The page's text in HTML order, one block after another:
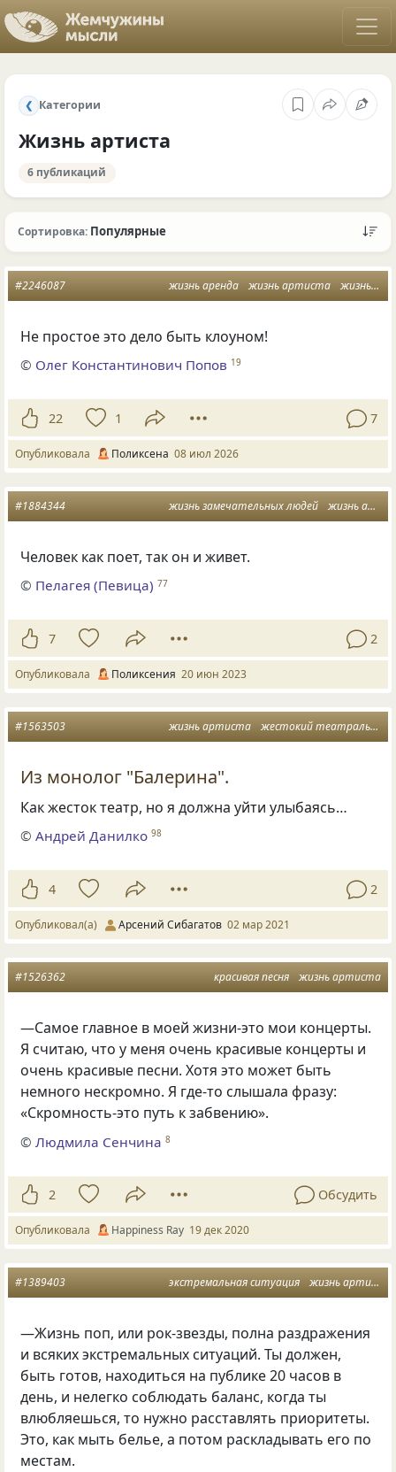
❮ Категории
Жизнь артиста
6 публикаций
Сортировка: Популярные
жизнь аренда жизнь артиста жизнь артиста это игра
#2246087
Не простое это дело быть клоуном!
© Олег Константинович Попов 19
22 1 7
Опубликовала Поликсена 08 июл 2026
жизнь замечательных людей жизнь артиста
#1884344
Человек как поет, так он и живет.
© Пелагея (Певица) 77
7 2
Опубликовала Поликсения 20 июн 2023
жизнь артиста жестокий театральный мир
#1563503
Из монолог "Балерина".
Как жесток театр, но я должна уйти улыбаясь…
©Андрей Данилко 98
4 2
Опубликовал(а) Арсений Сибагатов 02 мар 2021
красивая песня жизнь артиста
#1526362
—Самое главное в моей жизни-это мои концерты.
Я считаю, что у меня очень красивые концерты и
очень красивые песни. Хотя это может быть
немного нескромно. Я где-то слышала фразу:
«Скромность-это путь к забвению».
©Людмила Сенчина 8
2 Обсудить
Опубликовала Happiness Ray 19 дек 2020
экстремальная ситуация жизнь артиста
#1389403
—Жизнь поп, или рок-звезды, полна раздражения
и всяких экстремальных ситуаций. Ты должен,
быть готов, находиться на публике 20 часов в
день, и нелегко соблюдать баланс, когда ты
влюбляешься, то нужно расставлять приоритеты.
Это, как мыть белье, а потом раскладывать его по
местам.